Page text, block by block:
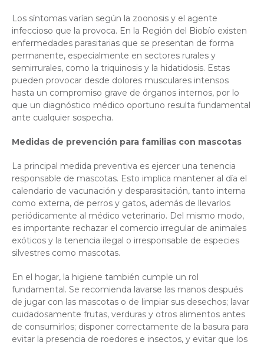
Los síntomas varían según la zoonosis y el agente
infeccioso que la provoca. En la Región del Biobío existen
enfermedades parasitarias que se presentan de forma
permanente, especialmente en sectores rurales y
semirrurales, como la triquinosis y la hidatidosis. Estas
pueden provocar desde dolores musculares intensos
hasta un compromiso grave de órganos internos, por lo
que un diagnóstico médico oportuno resulta fundamental
ante cualquier sospecha.
Medidas de prevención para familias con mascotas
La principal medida preventiva es ejercer una tenencia
responsable de mascotas. Esto implica mantener al día el
calendario de vacunación y desparasitación, tanto interna
como externa, de perros y gatos, además de llevarlos
periódicamente al médico veterinario. Del mismo modo,
es importante rechazar el comercio irregular de animales
exóticos y la tenencia ilegal o irresponsable de especies
silvestres como mascotas.
En el hogar, la higiene también cumple un rol
fundamental. Se recomienda lavarse las manos después
de jugar con las mascotas o de limpiar sus desechos; lavar
cuidadosamente frutas, verduras y otros alimentos antes
de consumirlos; disponer correctamente de la basura para
evitar la presencia de roedores e insectos, y evitar que los